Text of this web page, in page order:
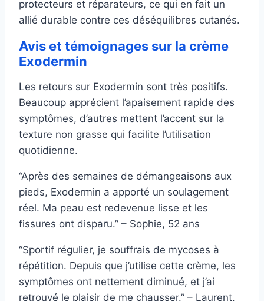
protecteurs et réparateurs, ce qui en fait un
allié durable contre ces déséquilibres cutanés.
Avis et témoignages sur la crème
Exodermin
Les retours sur Exodermin sont très positifs.
Beaucoup apprécient l’apaisement rapide des
symptômes, d’autres mettent l’accent sur la
texture non grasse qui facilite l’utilisation
quotidienne.
“Après des semaines de démangeaisons aux
pieds, Exodermin a apporté un soulagement
réel. Ma peau est redevenue lisse et les
fissures ont disparu.” – Sophie, 52 ans
“Sportif régulier, je souffrais de mycoses à
répétition. Depuis que j’utilise cette crème, les
symptômes ont nettement diminué, et j’ai
retrouvé le plaisir de me chausser.” – Laurent,